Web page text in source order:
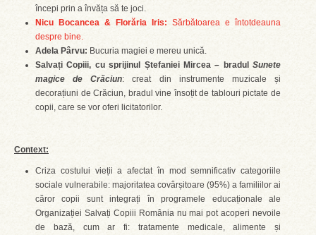
începi prin a învăța să te joci.
Nicu Bocancea & Florăria Iris: Sărbătoarea e întotdeauna
despre bine.
Adela Pârvu: Bucuria magiei e mereu unică.
Salvați Copiii, cu sprijinul Ștefaniei Mircea – bradul Sunete
magice de Crăciun: creat din instrumente muzicale și
decorațiuni de Crăciun, bradul vine însoțit de tablouri pictate de
copii, care se vor oferi licitatorilor.
Context:
Criza costului vieții a afectat în mod semnificativ categoriile
sociale vulnerabile: majoritatea covârșitoare (95%) a familiilor ai
căror copii sunt integrați în programele educaționale ale
Organizației Salvați Copiii România nu mai pot acoperi nevoile
de bază, cum ar fi: tratamente medicale, alimente și